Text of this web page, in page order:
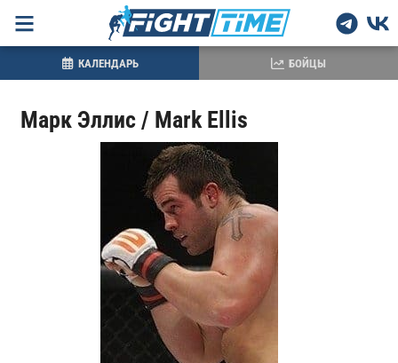
Марк Эллис / Mark Ellis
КАЛЕНДАРЬ БОЙЦЫ